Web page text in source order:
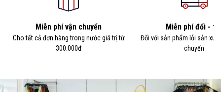
Miễn phí vận chuyển
Cho tất cả đơn hàng trong nước giá trị từ
300.000đ
Miễn phí đổi -
Đối với sản phẩm lỗi sản
chuyển